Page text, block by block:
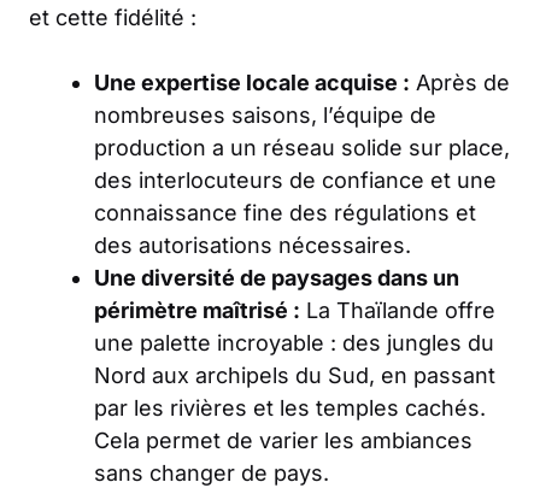
et cette fidélité :
Une expertise locale acquise : Après de
nombreuses saisons, l’équipe de
production a un réseau solide sur place,
des interlocuteurs de confiance et une
connaissance fine des régulations et
des autorisations nécessaires.
Une diversité de paysages dans un
périmètre maîtrisé : La Thaïlande offre
une palette incroyable : des jungles du
Nord aux archipels du Sud, en passant
par les rivières et les temples cachés.
Cela permet de varier les ambiances
sans changer de pays.